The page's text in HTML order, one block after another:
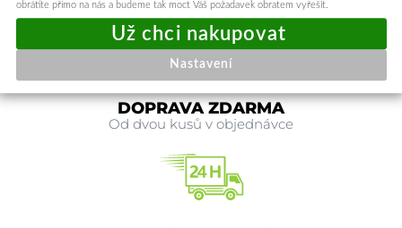
DOPRAVA ZDARMA
Od dvou kusů v objednávce
obrátíte přímo na nás a budeme tak moct Váš požadavek obratem vyřešit.
Nastavení